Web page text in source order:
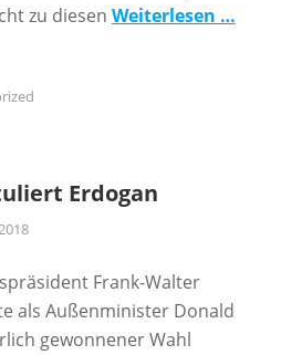
zu diesen Weiterlesen …
Erdogan
Frank-Walter
als Außenminister Donald
gewonnener Wahl